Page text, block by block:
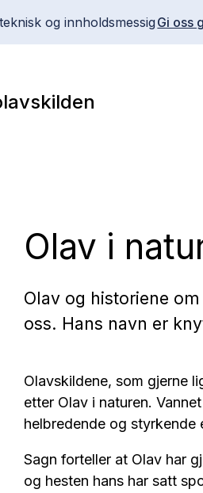
og innholdsmessig Gi oss
Olav i
Olav og historiene
oss. Hans navn er
Olavskildene, som gjerne
etter Olav i naturen.
helbredende og styrkende
Sagn forteller at Olav har
og hesten hans har satt